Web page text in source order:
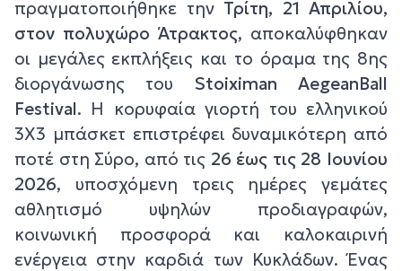
πραγματοποιήθηκε την Τρίτη, 21 Απριλίου,
στον πολυχώρο Άτρακτος, αποκαλύφθηκαν
οι μεγάλες εκπλήξεις και το όραμα της 8ης
διοργάνωσης του Stoiximan AegeanBall
Festival. Η κορυφαία γιορτή του ελληνικού
3Χ3 μπάσκετ επιστρέφει δυναμικότερη από
ποτέ στη Σύρο, από τις 26 έως τις 28 Ιουνίου
2026, υποσχόμενη τρεις ημέρες γεμάτες
αθλητισμό υψηλών προδιαγραφών,
κοινωνική προσφορά και καλοκαιρινή
ενέργεια στην καρδιά των Κυκλάδων. Ένας